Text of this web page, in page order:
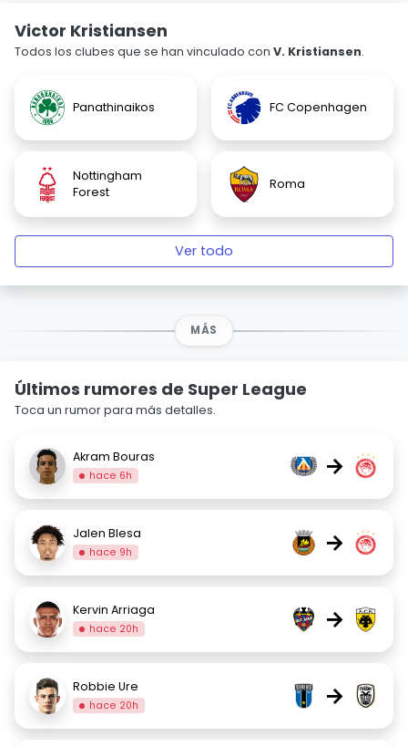
Victor Kristiansen
Todos los clubes que se han vinculado con V. Kristiansen.
Panathinaikos FC Copenhagen
Nottingham
Forest
Roma
Ver todo
MÁS
Últimos rumores de Super League
Toca un rumor para más detalles.
Akram Bouras
hace 6h →
Jalen Blesa
hace 9h →
Kervin Arriaga
hace 20h →
Robbie Ure
hace 20h →